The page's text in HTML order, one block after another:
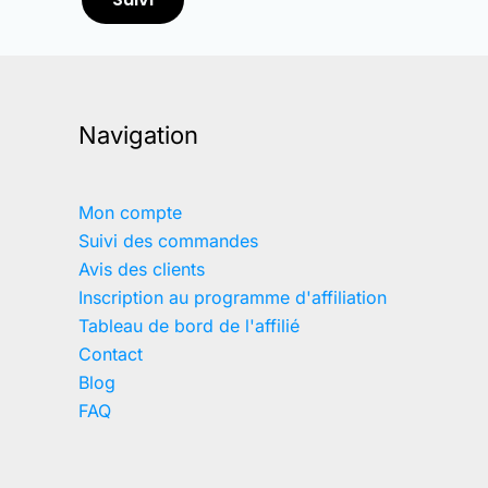
Navigation
Mon compte
Suivi des commandes
Avis des clients
Inscription au programme d'affiliation
Tableau de bord de l'affilié
Contact
Blog
FAQ